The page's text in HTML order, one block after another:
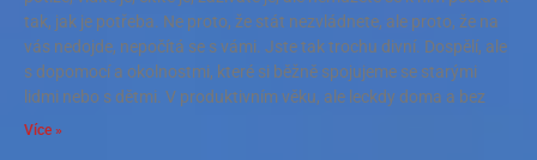
tak, jak je potřeba. Ne proto, že stát nezvládnete, ale proto, že na
vás nedojde, nepočítá se s vámi. Jste tak trochu divní. Dospělí, ale
s dopomocí a okolnostmi, které si běžně spojujeme se starými
lidmi nebo s dětmi. V produktivním věku, ale leckdy doma a bez
Více »